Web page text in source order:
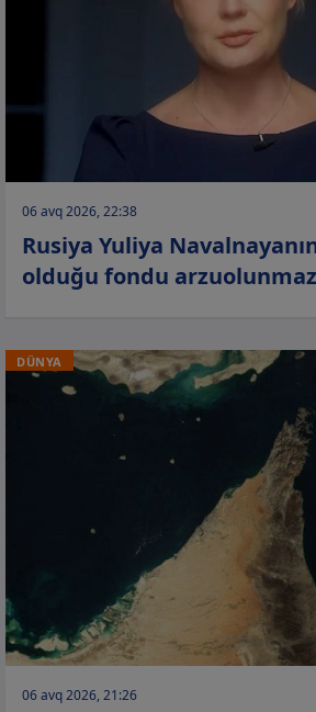
06 avq 2026, 22:38
Rusiya Yuliya
olduğu fondu
DÜNYA
06 avq 2026, 21:26